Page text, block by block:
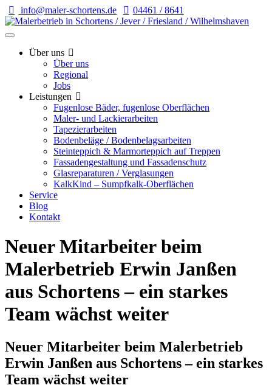
info@maler-schortens.de 04461 / 8641
Über uns
Über uns
Regional
Jobs
Leistungen
Fugenlose Bäder, fugenlose Oberflächen
Maler- und Lackierarbeiten
Tapezierarbeiten
Bodenbeläge / Bodenbelagsarbeiten
Steinteppich & Marmorteppich auf Treppen
Fassadengestaltung und Fassadenschutz
Glasreparaturen / Verglasungen
KalkKind – Sumpfkalk-Oberflächen
Service
Blog
Kontakt
Neuer Mitarbeiter beim
Malerbetrieb Erwin Janßen
aus Schortens – ein starkes
Team wächst weiter
Neuer Mitarbeiter beim Malerbetrieb
Erwin Janßen aus Schortens – ein starkes
Team wächst weiter